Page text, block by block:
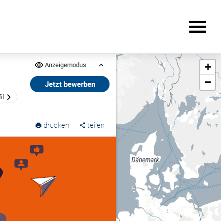
Anzeigemodus
Jetzt bewerben
drucken teilen
+
−